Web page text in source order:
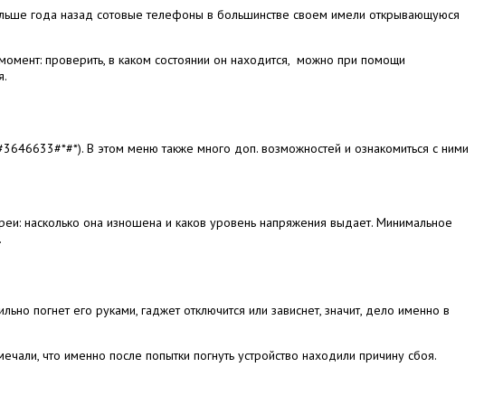
года назад сотовые телефоны в большинстве своем имели открывающуюся
проверить, в каком состоянии он находится, можно при помощи
В этом меню также много доп. возможностей и ознакомиться с ними
насколько она изношена и каков уровень напряжения выдает. Минимальное
погнет его руками, гаджет отключится или зависнет, значит, дело именно в
что именно после попытки погнуть устройство находили причину сбоя.